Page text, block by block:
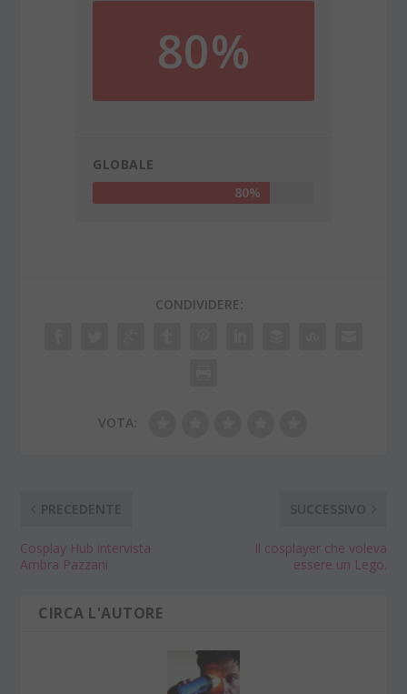
80%
GLOBALE
80%
CONDIVIDERE:
VOTA:
PRECEDENTE
Cosplay Hub intervista
Ambra Pazzani
SUCCESSIVO
Il cosplayer che voleva
essere un Lego.
CIRCA L'AUTORE